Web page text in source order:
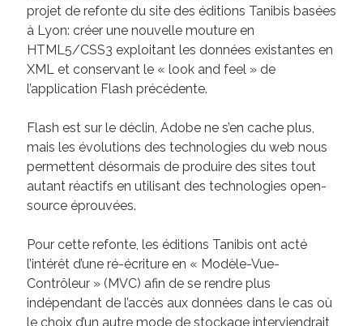
projet de refonte du site des éditions Tanibis basées
à Lyon: créer une nouvelle mouture en
HTML5/CSS3 exploitant les données existantes en
XML et conservant le « look and feel » de
l’application Flash précédente.
Flash est sur le déclin, Adobe ne s’en cache plus,
mais les évolutions des technologies du web nous
permettent désormais de produire des sites tout
autant réactifs en utilisant des technologies open-
source éprouvées.
Pour cette refonte, les éditions Tanibis ont acté
l’intérêt d’une ré-écriture en « Modèle-Vue-
Contrôleur » (MVC) afin de se rendre plus
indépendant de l’accès aux données dans le cas où
le choix d’un autre mode de stockage interviendrait